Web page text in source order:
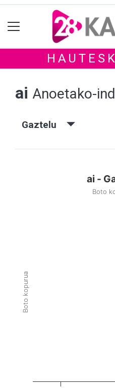
ai Anoetako-
Gaztelu
Boto kopurua
ai -
Boto